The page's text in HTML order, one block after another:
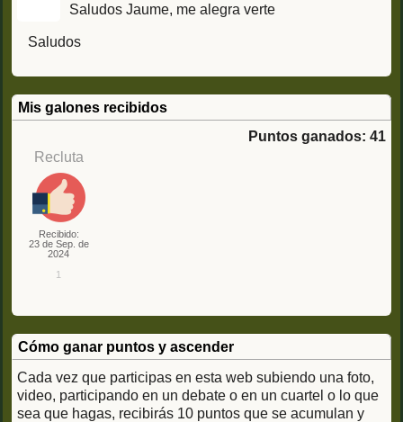
Saludos Jaume, me alegra verte
Saludos
Mis galones recibidos
Puntos ganados: 41
Recluta
Recibido:
23 de Sep. de
2024
1
Cómo ganar puntos y ascender
Cada vez que participas en esta web subiendo una foto,
video, participando en un debate o en un cuartel o lo que
sea que hagas, recibirás 10 puntos que se acumulan y